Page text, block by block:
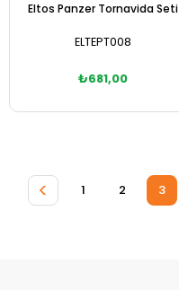
Eltos Panzer Tornavida Seti
ELTEPT008
₺681,00
< 1 2 3